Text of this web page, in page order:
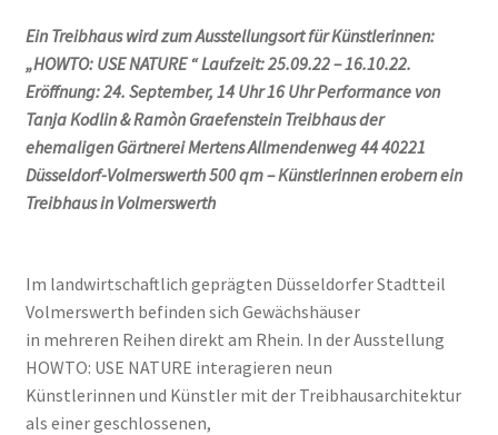
Schule
Geschenke
%Angebote%
Ein Treibhaus wird zum Ausstellungsort für Künstlerinnen:
„HOWTO: USE NATURE “ Laufzeit: 25.09.22 – 16.10.22.
Eröffnung: 24. September, 14 Uhr 16 Uhr Performance von
Tanja Kodlin & Ramòn Graefenstein Treibhaus der
ehemaligen Gärtnerei Mertens Allmendenweg 44 40221
Düsseldorf-Volmerswerth 500 qm – Künstlerinnen erobern ein
Treibhaus in Volmerswerth
Im landwirtschaftlich geprägten Düsseldorfer Stadtteil
Volmerswerth befinden sich Gewächshäuser
in mehreren Reihen direkt am Rhein. In der Ausstellung
HOWTO: USE NATURE interagieren neun
Künstlerinnen und Künstler mit der Treibhausarchitektur
als einer geschlossenen,